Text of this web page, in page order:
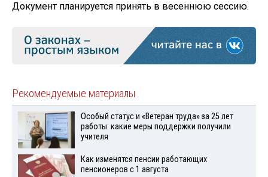
Документ планируется принять в весеннюю сессию.
Рекомендуемые материалы
Особый статус и «Ветеран труда» за 25 лет
работы: какие меры поддержки получили
учителя
Как изменятся пенсии работающих
пенсионеров с 1 августа